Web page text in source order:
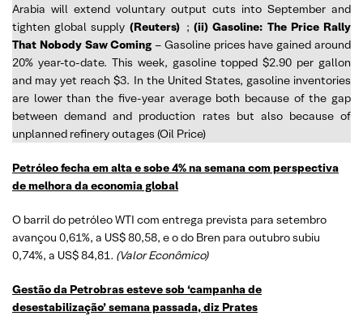
Arabia will extend voluntary output cuts into September and
tighten global supply (Reuters) ;(ii) Gasoline: The Price Rally
That Nobody Saw Coming – Gasoline prices have gained around
20% year-to-date. This week, gasoline topped $2.90 per gallon
and may yet reach $3. In the United States, gasoline inventories
are lower than the five-year average both because of the gap
between demand and production rates but also because of
unplanned refinery outages (Oil Price)
Petróleo fecha em alta e sobe 4% na semana com perspectiva
de melhora da economia global
O barril do petróleo WTI com entrega prevista para setembro
avançou 0,61%, a US$ 80,58, e o do Bren para outubro subiu
0,74%, a US$ 84,81. (Valor Econômico)
Gestão da Petrobras esteve sob ‘campanha de
desestabilização’ semana passada, diz Prates